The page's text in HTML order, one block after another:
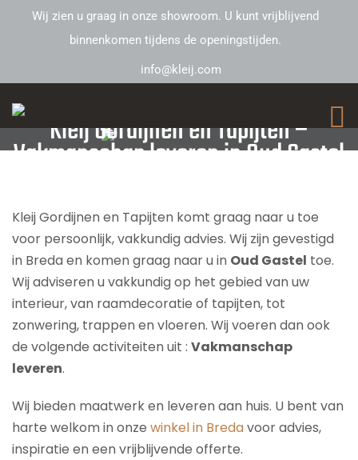
Wij zien u graag in onze showroom. U kunt vrijblijvend
binnenkomen tijdens de openingstijden.
info@kleij.com
Kleij Gordijnen en Tapijten –
Vakmanschap leveren in Oud Gastel
Kleij Gordijnen en Tapijten komt graag naar u toe
voor persoonlijk, vakkundig advies. Wij zijn gevestigd
in Breda en komen graag naar u in Oud Gastel toe.
Wij adviseren u vakkundig op het gebied van uw
interieur, van raamdecoratie of tapijten, tot
zonwering, trappen en vloeren. Wij voeren dan ook
de volgende activiteiten uit : Vakmanschap
leveren.
Wij bieden maatwerk en leveren aan huis. U bent van
harte welkom in onze winkel in Bredavoor advies,
inspiratie en een vrijblijvende offerte.